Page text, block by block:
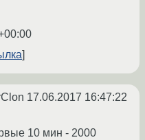
17.06.2017 16:47:22
10 мин - 2000